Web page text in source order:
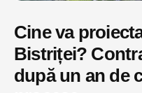
Cine va
Bistriței?
după un an de